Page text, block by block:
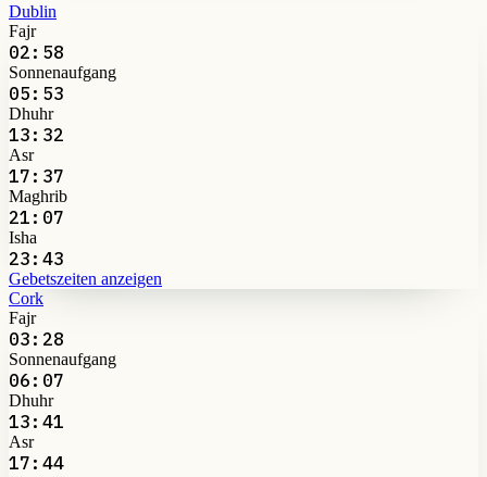
Dublin
Fajr
02:58
Sonnenaufgang
05:53
Dhuhr
13:32
Asr
17:37
Maghrib
21:07
Isha
23:43
Gebetszeiten anzeigen
Cork
Fajr
03:28
Sonnenaufgang
06:07
Dhuhr
13:41
Asr
17:44